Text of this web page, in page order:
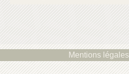
Mentions légales